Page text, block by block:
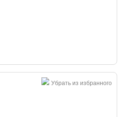
Убрать из избранного